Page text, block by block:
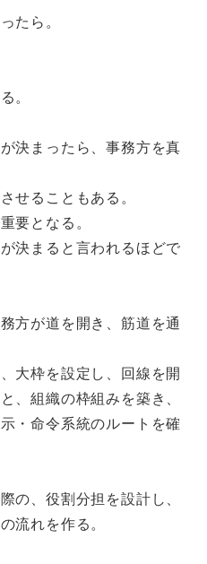
たら。
。
決まったら、事務方を真
せることもある。
要となる。
決まると言われるほどで
方が道を開き、筋道を通
大枠を設定し、回線を開
、組織の枠組みを築き、
・命令系統のルートを確
の、役割分担を設計し、
流れを作る。